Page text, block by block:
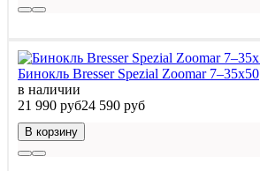
Бинокль Bresser Spezial Zoomar 7–35x50
в наличии
21 990 руб24 590 руб
В корзину